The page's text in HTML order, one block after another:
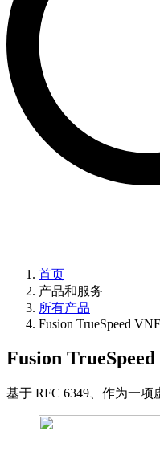
首页
产品和服务
所有产品
Fusion TrueSpeed VNF
Fusion
基于 RFC 6349、作为一项